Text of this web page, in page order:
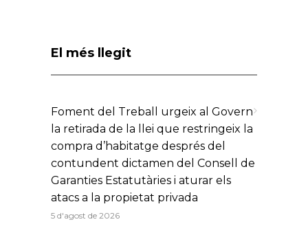
El més llegit
Foment del Treball urgeix al Govern
la retirada de la llei que restringeix la
compra d’habitatge després del
contundent dictamen del Consell de
Garanties Estatutàries i aturar els
atacs a la propietat privada
5 d'agost de 2026